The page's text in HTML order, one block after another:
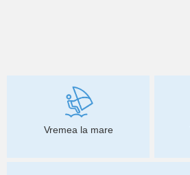
Vremea la mare